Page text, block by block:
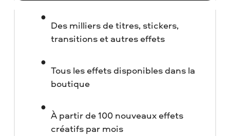
Des milliers de titres, stickers,
transitions et autres effets
Tous les effets disponibles dans la
boutique
À partir de 100 nouveaux effets
créatifs par mois